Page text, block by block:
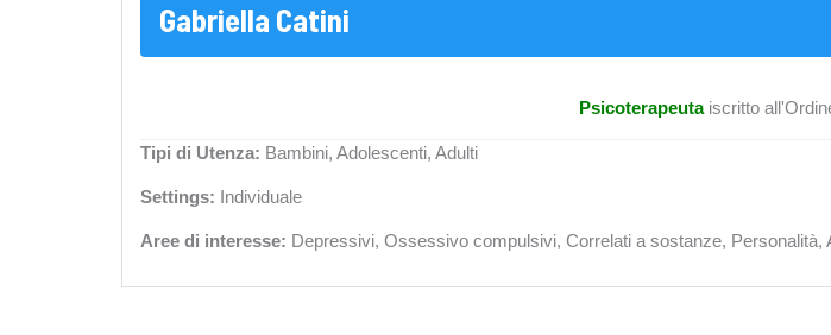
Gabriella Catini
Psicoterapeutaiscritto
Tipi di Utenza: Bambini, Adolescenti, Adulti
Settings: Individuale
Aree di interesse: Depressivi, Ossessivo compulsivi, Correlati a sostanze,